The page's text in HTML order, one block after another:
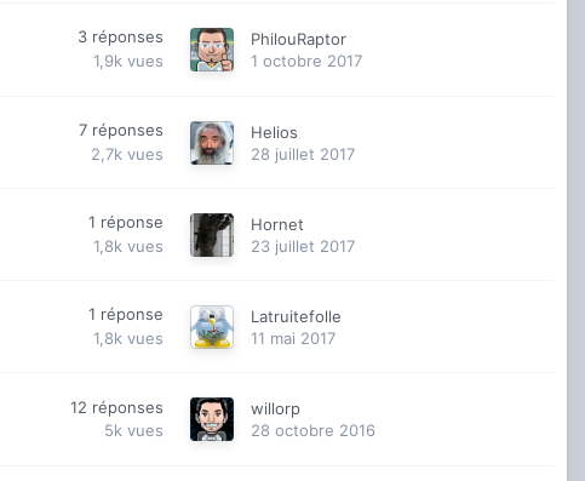
3 réponses
1,9k vues
PhilouRaptor
1 octobre 2017
7 réponses
2,7k vues
Helios
28 juillet 2017
1 réponse
1,8k vues
Hornet
23 juillet 2017
1 réponse
1,8k vues
Latruitefolle
11 mai 2017
12 réponses
5k vues
willorp
28 octobre 2016